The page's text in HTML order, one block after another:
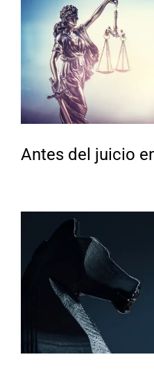
Antes del juicio